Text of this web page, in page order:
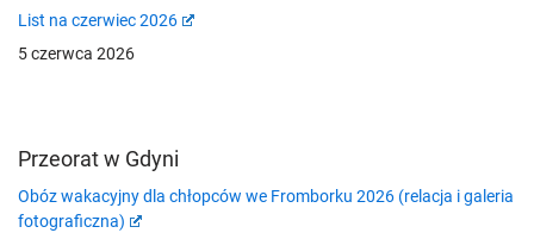
List na czerwiec 2026
5 czerwca 2026
Przeorat w Gdyni
Obóz wakacyjny dla chłopców we Fromborku 2026 (relacja i galeria
fotograficzna)